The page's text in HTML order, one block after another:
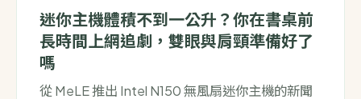
迷你主機體積不到一公升？你在書桌前
長時間上網追劇，雙眼與肩頸準備好了
嗎
從 MeLE 推出 Intel N150 無風扇迷你主機的新聞